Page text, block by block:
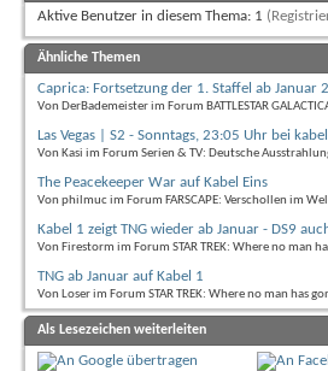
Aktive Benutzer in diesem Thema: 1
Ähnliche Themen
Caprica: Fortsetzung der 1. Staffel ab Januar
Von DerBademeister im Forum BATTLESTAR
Las Vegas | S2 - Sonntags, 23:05 Uhr bei
Von Kasi im Forum Serien & TV: Deutsche
The Peacekeeper War auf Kabel Eins
Von philmuc im Forum FARSCAPE: Verschollen im
Kabel 1 zeigt TNG wieder ab Januar - DS9
Von Firestorm im Forum STAR TREK: Where no man
TNG ab Januar auf Kabel 1
Von Loser im Forum STAR TREK: Where no man has
Als Lesezeichen weiterleiten